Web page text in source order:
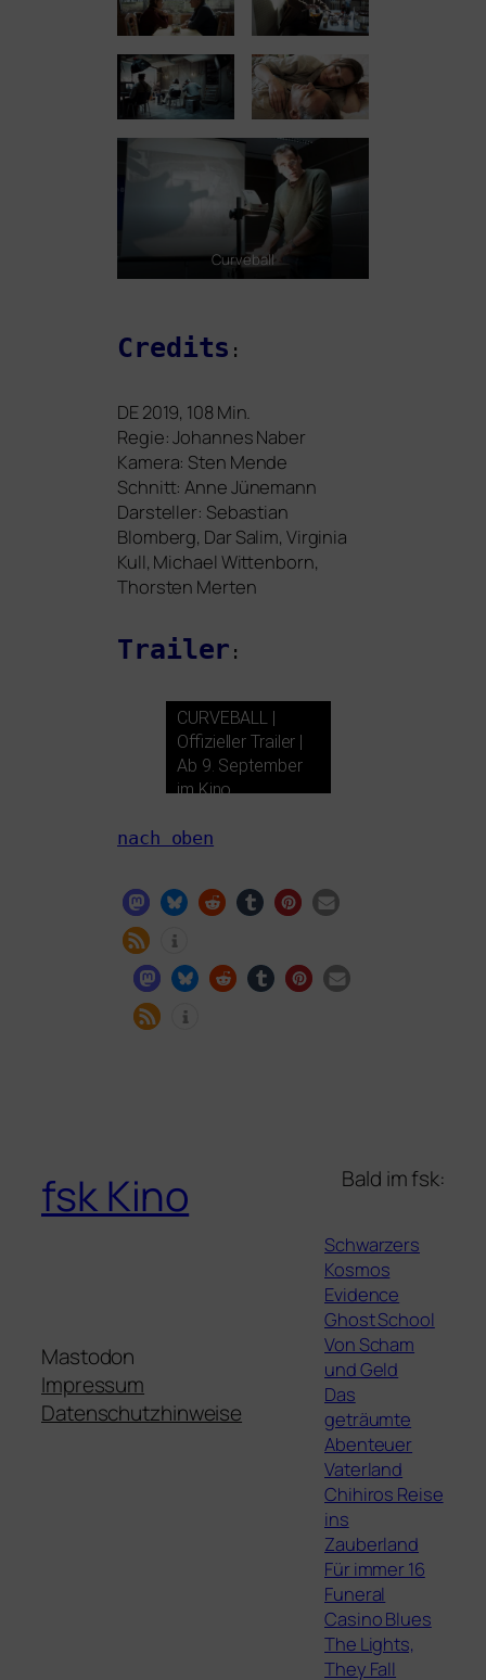
Curveball
Credits :
DE2019, 108 Min.
Regie: Johannes Naber
Kamera: Sten Mende
Schnitt: Anne Jünemann
Darsteller: Sebastian
Blomberg, Dar Salim, Virginia
Kull, Michael Wittenborn,
Thorsten Merten
Trailer :
CURVEBALL |
Offizieller Trailer |
Ab 9. September
im Kino
nach oben
fsk Kino
Mastodon
Impressum
Datenschutzhinweise
Bald im fsk:
Schwarzers
Kosmos
Evidence
Ghost School
Von Scham
und Geld
Das
geträumte
Abenteuer
Vaterland
Chihiros Reise
ins
Zauberland
Für immer 16
Funeral
Casino Blues
The Lights,
They Fall